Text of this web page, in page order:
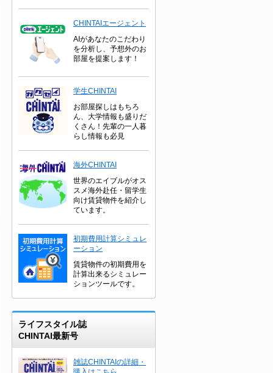
CHINTAIエージェント
AIがあなたのこだわり
を分析し、予想外のお
部屋を提案します！
学生CHINTAI
お部屋探しはもちろ
ん、大学情報も盛りだ
くさん！先輩の一人暮
らし情報も必見
海外CHINTAI
世界のエイブルがオス
スメ海外赴任・留学生
向け賃貸物件を紹介し
ています。
初期費用計算シミュレ
ーション
賃貸物件の初期費用を
計算出来るシミュレー
ションツールです。
ライフスタイル誌
CHINTAI最新号
雑誌CHINTAIの詳細・